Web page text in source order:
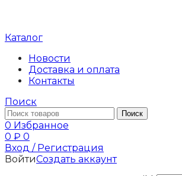
Каталог
Новости
Доставка и оплата
Контакты
Поиск
Поиск
0 Избранное
0 ₽ 0
Вход / Регистрация
ВойтиСоздать аккаунт